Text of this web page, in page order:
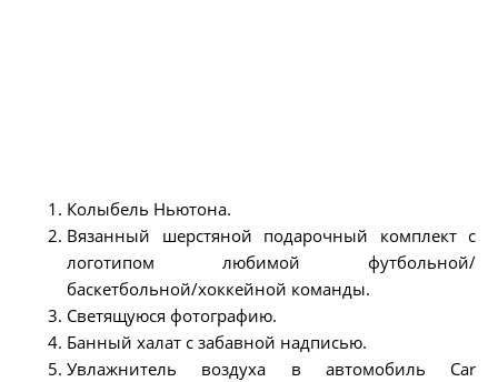
Колыбель Ньютона.
Вязанный шерстяной подарочный комплект с
логотипом любимой футбольной/
баскетбольной/хоккейной команды.
Светящуюся фотографию.
Банный халат с забавной надписью.
Увлажнитель воздуха в автомобиль Car